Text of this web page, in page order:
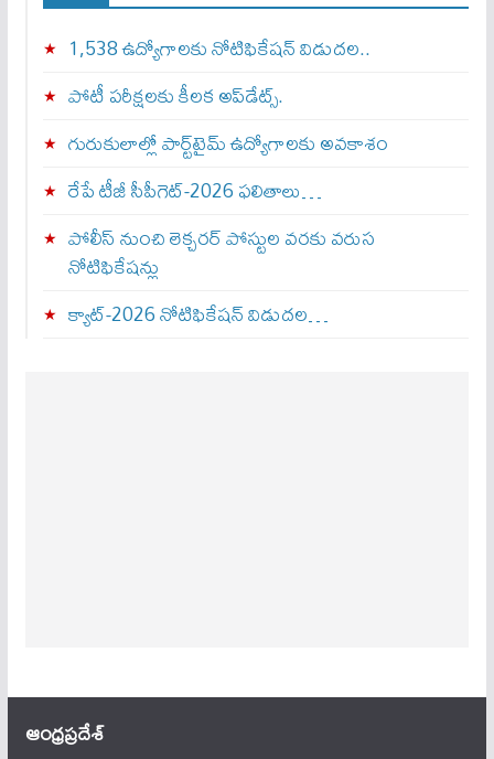
1,538 ఉద్యోగాలకు నోటిఫికేషన్ విడుదల..
పోటీ పరీక్షలకు కీలక అప్‌డేట్స్.
గురుకులాల్లో పార్ట్‌టైమ్ ఉద్యోగాలకు అవకాశం
రేపే టీజీ సీపీగెట్‌-2026 ఫలితాలు…
పోలీస్ నుంచి లెక్చరర్ పోస్టుల వరకు వరుస
నోటిఫికేషన్లు
క్యాట్-2026 నోటిఫికేషన్ విడుదల…
ఆంధ్ర‌ప్ర‌దేశ్